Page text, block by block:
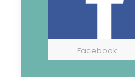
Facebook